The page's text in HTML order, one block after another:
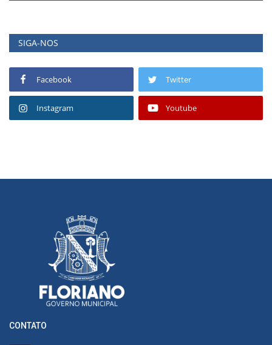
SIGA-NOS
Facebook Twitter
Instagram Youtube
CONTATO